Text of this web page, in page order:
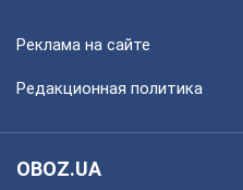
Реклама на сайте
Редакционная политика
OBOZ.UA